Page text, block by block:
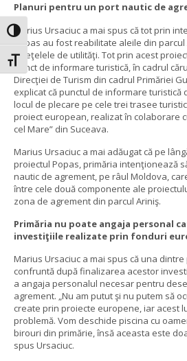
Toggle High Contrast
Toggle Font size
Planuri pentru un port nautic de
Marius Ursaciuc a mai spus că tot prin
Popas au fost reabilitate aleile din parcul
şi reţelele de utilităţi. Tot prin acest
punct de informare turistică, în cadrul
Direcţiei de Turism din cadrul Primăriei
explicat că punctul de informare turistică
locul de plecare pe cele trei trasee
proiect european, realizat în colaborare
cel Mare” din Suceava.
Marius Ursaciuc a mai adăugat că pe
proiectul Popas, primăria intenţionează
nautic de agrement, pe râul Moldova,
între cele două componente ale
zona de agrement din parcul Ariniş.
Primăria nu poate angaja personal
investiţiile realizate prin fonduri
Marius Ursaciuc a mai spus că una
confruntă după finalizarea acestor
a angaja personalul necesar pentru
agrement. „Nu am putut şi nu putem să
create prin proiecte europene, iar acest
problemă. Vom deschide piscina cu
birouri din primărie, însă aceasta este
spus Ursaciuc.